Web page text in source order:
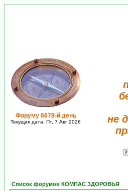
Форуму 6678-й день
Текущая дата: Пт, 7 Авг 2026
не
Список форумов КОМПАС ЗДОРОВЬЯ